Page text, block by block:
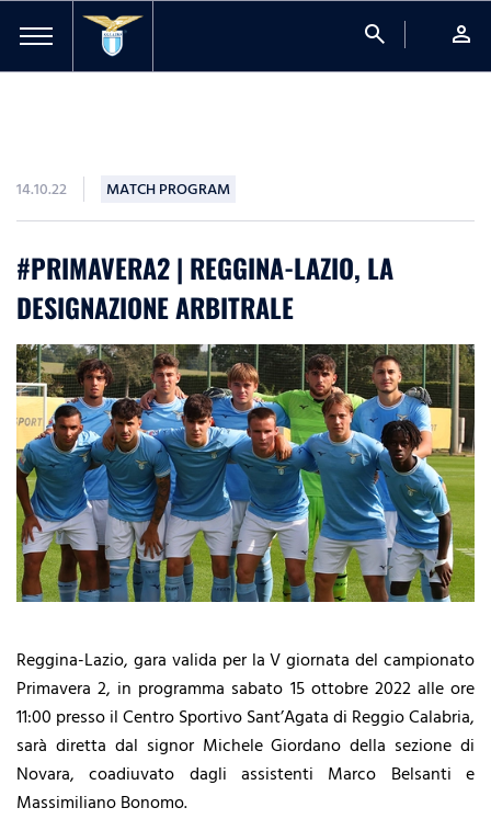
search person
14.10.22 MATCH PROGRAM
#PRIMAVERA2 | REGGINA-LAZIO, LA
DESIGNAZIONE ARBITRALE
Reggina-Lazio, gara valida per la V giornata del campionato
Primavera 2, in programma sabato 15 ottobre 2022 alle ore
11:00 presso il Centro Sportivo Sant’Agata di Reggio Calabria,
sarà diretta dal signor Michele Giordano della sezione di
Novara, coadiuvato dagli assistenti Marco Belsanti e
Massimiliano Bonomo.